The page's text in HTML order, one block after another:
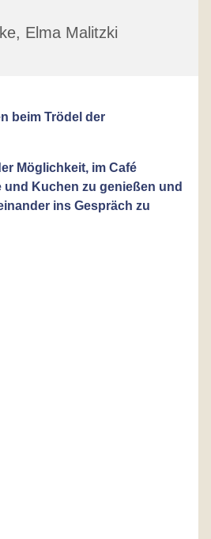
Elma Malitzki
beim Trödel der
Möglichkeit, im Café
und Kuchen zu genießen und
ins Gespräch zu